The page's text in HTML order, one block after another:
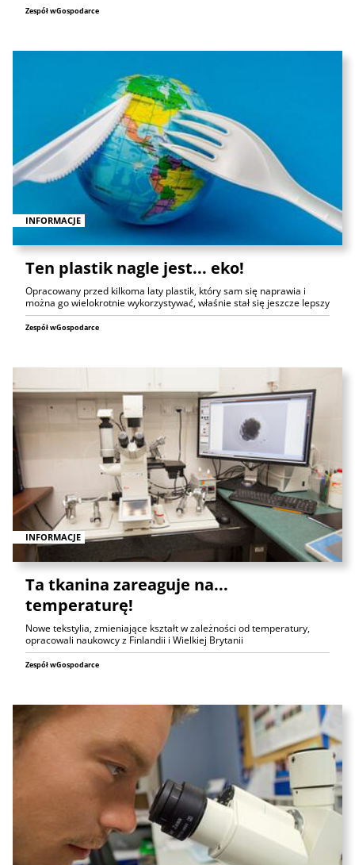
Zespół wGospodarce
INFORMACJE
Ten plastik nagle jest... eko!
Opracowany przed kilkoma laty plastik, który sam się naprawia i
można go wielokrotnie wykorzystywać, właśnie stał się jeszcze lepszy
Zespół wGospodarce
INFORMACJE
Ta tkanina zareaguje na...
temperaturę!
Nowe tekstylia, zmieniające kształt w zależności od temperatury,
opracowali naukowcy z Finlandii i Wielkiej Brytanii
Zespół wGospodarce